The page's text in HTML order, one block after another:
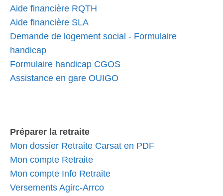
Aide financière RQTH
Aide financière SLA
Demande de logement social - Formulaire
handicap
Formulaire handicap CGOS
Assistance en gare OUIGO
Préparer la retraite
Mon dossier Retraite Carsat en PDF
Mon compte Retraite
Mon compte Info Retraite
Versements Agirc-Arrco